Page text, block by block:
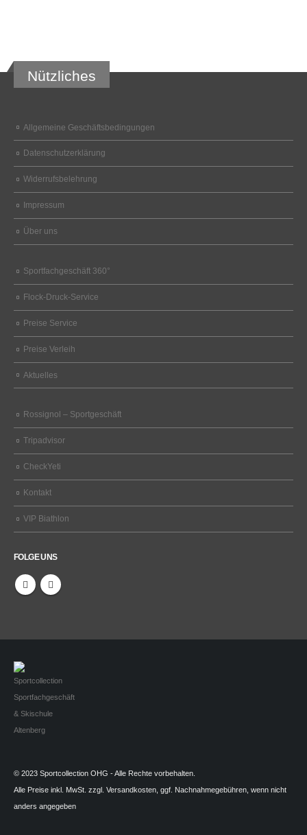
Nützliches
Allgemeine Geschäftsbedingungen
Datenschutzerklärung
Widerrufsbelehrung
Impressum
Über uns
Sportfachgeschäft 360°
Flock-Druck-Service
Preise Service
Preise Verleih
Aktuelles
Rossignol – Sportgeschäft
Tripadvisor
CheckYeti
Kontakt
VIP Biathlon
FOLGE UNS
© 2023 Sportcollection OHG - Alle Rechte vorbehalten.
Alle Preise inkl. MwSt. zzgl. Versandkosten, ggf. Nachnahmegebühren, wenn nicht
anders angegeben